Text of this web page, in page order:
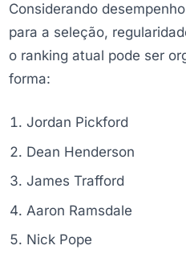
Considerando
para a seleção,
o ranking atual pode ser
forma:
Jordan Pickford
Dean Henderson
James Trafford
Aaron Ramsdale
Nick Pope